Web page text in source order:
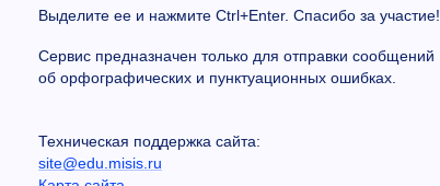
Выделите ее и нажмите Ctrl+Enter. Спасибо за участие!
Сервис предназначен только для отправки сообщений
об орфографических и пунктуационных ошибках.
Техническая поддержка сайта:
site@edu.misis.ru